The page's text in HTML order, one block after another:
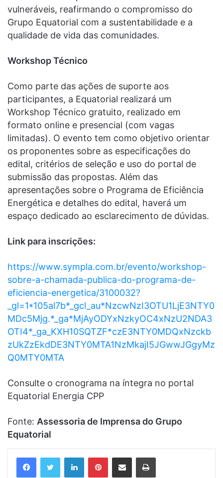
vulneráveis, reafirmando o compromisso do
Grupo Equatorial com a sustentabilidade e a
qualidade de vida das comunidades.
Workshop Técnico
Como parte das ações de suporte aos
participantes, a Equatorial realizará um
Workshop Técnico gratuito, realizado em
formato online e presencial (com vagas
limitadas). O evento tem como objetivo orientar
os proponentes sobre as especificações do
edital, critérios de seleção e uso do portal de
submissão das propostas. Além das
apresentações sobre o Programa de Eficiência
Energética e detalhes do edital, haverá um
espaço dedicado ao esclarecimento de dúvidas.
Link para inscrições:
https://www.sympla.com.br/evento/workshop-
sobre-a-chamada-publica-do-programa-de-
eficiencia-energetica/3100032?
_gl=1*105al7b*_gcl_au*NzcwNzI3OTU1LjE3NTY0
MDc5Mjg.*_ga*MjAyODYxNzkyOC4xNzU2NDA3
OTI4*_ga_KXH10SQTZF*czE3NTY0MDQxNzckb
zUkZzEkdDE3NTY0MTA1NzMkajI5JGwwJGgyMz
Q0MTY0MTA
Consulte o cronograma na íntegra no portal
Equatorial Energia CPP
Fonte: Assessoria de Imprensa do Grupo
Equatorial
LinkedinPinterestCompartilhar via e-mail Imprimir